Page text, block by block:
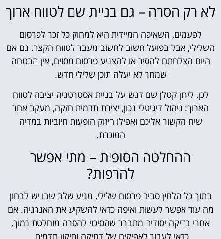
לא רק הסרה – גם בניית שם לטווח ארוך
לפעמים, השאיפה המיידית היא למחוק כל זכר לפרסום
השלילי, אבל בפועל חשוב לחשוב מעבר לטווח הקצר. גם אם
היום הצלחתם להסיר או להצניע פרסום מסוים, אין הבטחה
שמחר לא יעלה תוכן שלילי חדש.
לכן, לירון קטלן שם דגש על בניית אסטרטגיה יציבה לטווח
הארוך: ניהול דיגיטלי נכון, יצירת תדמית חזקה, מעקב אחר
שיח הקשור אליכם ואפילו חיזוק הופעות חיוביות במדיה
המוכרת.
ההחלטה הסופית – מתי אפשר
להרפות?
בתוך כל הלחץ סביב פרסום שלילי, מגיע שלב שבו יש לבחון
מה עוד אפשר לעשות ואיפה כדאי להשקיע את האנרגיה. אם
אחרי בדיקה יסודית מתברר שהסיכוי להסרה מוחלטת נמוך,
כדאי לעבור לאפיקים של דחיקה ותיקון תדמית.